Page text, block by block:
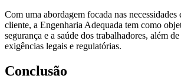
Com uma abordagem focada nas necessidades
cliente, a Engenharia Adequada tem como
segurança e a saúde dos trabalhadores, além
exigências legais e regulatórias.
Conclusão